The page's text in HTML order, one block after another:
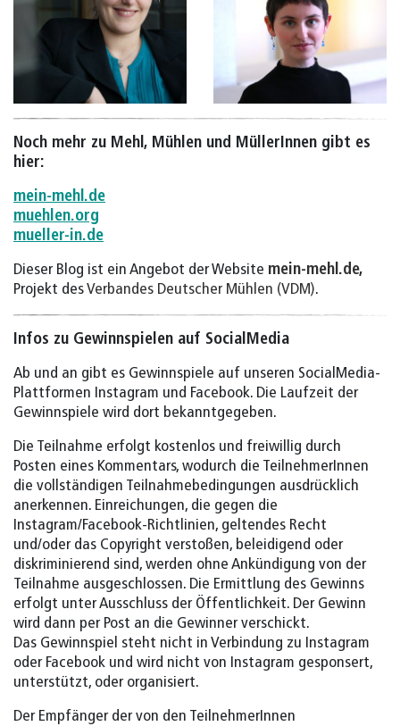
Noch mehr zu Mehl, Mühlen und MüllerInnen gibt es
hier:
mein-mehl.de
muehlen.org
mueller-in.de
Dieser Blog ist ein Angebot der Website mein-mehl.de,
Projekt desVerbandes Deutscher Mühlen (VDM).
Infos zu Gewinnspielen auf SocialMedia
Ab und an gibt es Gewinnspiele auf unseren SocialMedia-
Plattformen Instagram und Facebook. Die Laufzeit der
Gewinnspiele wird dort bekanntgegeben.
Die Teilnahme erfolgt kostenlos und freiwillig durch
Posten eines Kommentars, wodurch die TeilnehmerInnen
die vollständigen Teilnahmebedingungen ausdrücklich
anerkennen.⁠ Einreichungen, die gegen die
Instagram/Facebook-Richtlinien, geltendes Recht
und/oder das Copyright verstoßen, beleidigend oder
diskriminierend sind, werden ohne Ankündigung von der
Teilnahme ausgeschlossen.⁠ Die Ermittlung des Gewinns
erfolgt unter Ausschluss der Öffentlichkeit. Der Gewinn
wird dann per Post an die Gewinner verschickt.
Das Gewinnspiel steht nicht in Verbindung zu Instagram
oder Facebook und wird nicht von Instagram gesponsert,
unterstützt, oder organisiert.⁠⁠
Der Empfänger der von den TeilnehmerInnen